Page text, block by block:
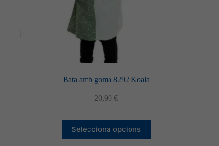
Bata amb goma 8292 Koala
20,90€
Selecciona opcions
producte
té